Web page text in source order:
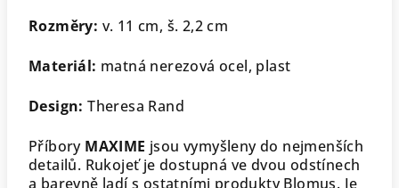
Rozměry: v. 11 cm, š. 2,2 cm
Materiál: matná nerezová ocel, plast
Design: Theresa Rand
Příbory MAXIME jsou vymyšleny do nejmenších
detailů. Rukojeť je dostupná ve dvou odstínech
a barevně ladí s ostatními produkty Blomus. Je